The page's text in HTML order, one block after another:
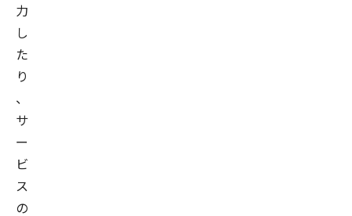
力
し
た
り
、
サ
ー
ビ
ス
の